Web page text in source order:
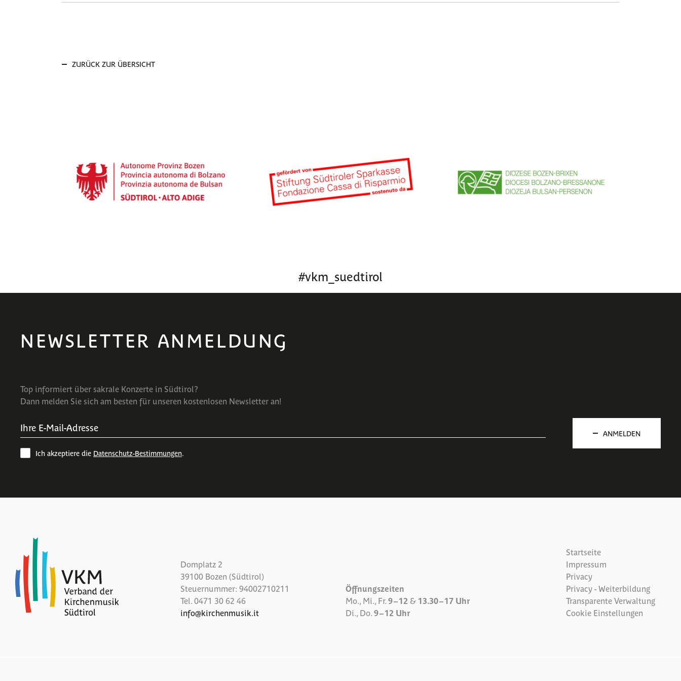
ZURÜCK ZUR ÜBERSICHT
#vkm_suedtirol
NEWSLETTER ANMELDUNG
Top informiert über sakrale Konzerte in Südtirol?
Dann melden Sie sich am besten für unseren kostenlosen Newsletter an!
Ich akzeptiere die Datenschutz-Bestimmungen.
ANMELDEN
Domplatz 2
39100 Bozen (Südtirol)
Steuernummer: 94002710211
Tel. 0471 30 62 46
info@kirchenmusik.it
Öffnungszeiten
Mo., Mi., Fr. 9 – 12 & 13.30 – 17 Uhr
Di., Do. 9 – 12 Uhr
Startseite
Impressum
Privacy
Privacy - Weiterbildung
Transparente Verwaltung
Cookie Einstellungen